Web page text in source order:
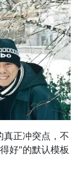
正冲突点，不
好"的默认模板